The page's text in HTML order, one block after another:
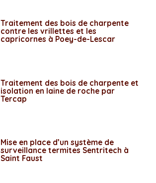
Traitement des bois de charpente
contre les vrillettes et les
capricornes à Poey-de-Lescar
Traitement des bois de charpente et
isolation en laine de roche par
Tercap
Mise en place d’un système de
surveillance termites Sentritech à
Saint Faust